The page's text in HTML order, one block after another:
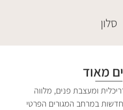
סלון
מאוד
ומעצבת פנים, מלווה
במרחב המגורים הפרטי